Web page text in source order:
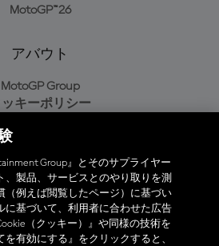
MotoGP™26
アバウト
MotoGP Group
ッキーポリシー
バシーポリシー
購入ポリシー
フィシャルアプリ
Group』とそのサプライヤー
、製品、サービスとのやり取りを測
（例えば閲覧したページ）に基づい
に基づいて、利用者に合わせた広告
（クッキー）』や同様の技術を
有効にする』をクリックすると、